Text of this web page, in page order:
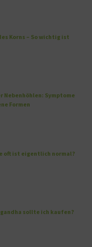
Korns – So wichtig ist
Nebenhöhlen: Symptome
Formen
oft ist eigentlich normal?
sollte ich kaufen?